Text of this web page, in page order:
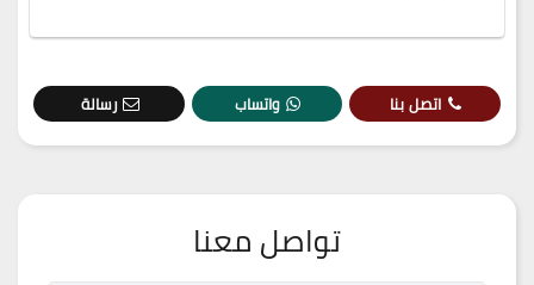
اتصل بنا واتساب رسالة
تواصل معنا